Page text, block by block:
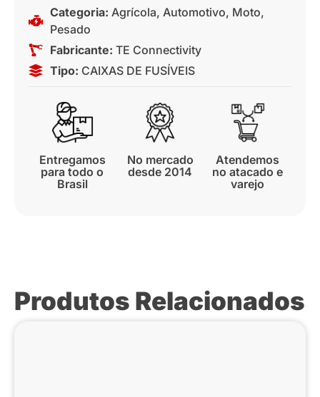
Categoria: Agrícola, Automotivo, Moto,
Pesado
Fabricante: TE Connectivity
Tipo: CAIXAS DE FUSÍVEIS
Entregamos
para todo o
Brasil
No mercado
desde 2014
Atendemos
no atacado e
varejo
Produtos Relacionados